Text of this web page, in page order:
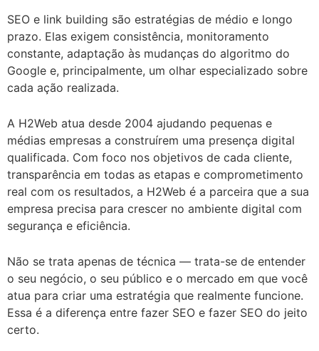
SEO e link building são estratégias de médio e longo
prazo. Elas exigem consistência, monitoramento
constante, adaptação às mudanças do algoritmo do
Google e, principalmente, um olhar especializado sobre
cada ação realizada.
A H2Web atua desde 2004 ajudando pequenas e
médias empresas a construírem uma presença digital
qualificada. Com foco nos objetivos de cada cliente,
transparência em todas as etapas e comprometimento
real com os resultados, a H2Web é a parceira que a sua
empresa precisa para crescer no ambiente digital com
segurança e eficiência.
Não se trata apenas de técnica — trata-se de entender
o seu negócio, o seu público e o mercado em que você
atua para criar uma estratégia que realmente funcione.
Essa é a diferença entre fazer SEO e fazer SEO do jeito
certo.